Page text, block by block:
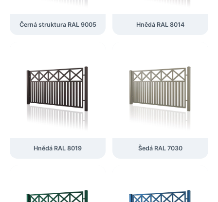
Černá struktura RAL 9005 Hnědá RAL 8014
Hnědá RAL 8019 Šedá RAL 7030